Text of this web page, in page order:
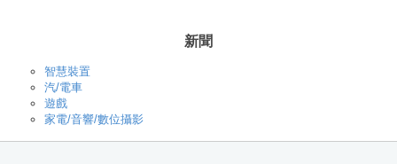
新聞
智慧裝置
汽/電車
遊戲
家電/音響/數位攝影